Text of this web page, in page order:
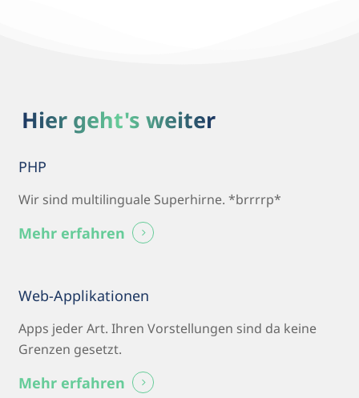
Hier geht's weiter
PHP
Wir sind multilinguale Superhirne. *brrrrp*
Mehr erfahren
Web-Applikationen
Apps jeder Art. Ihren Vorstellungen sind da keine
Grenzen gesetzt.
Mehr erfahren